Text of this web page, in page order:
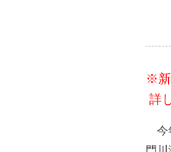
※新
詳
今